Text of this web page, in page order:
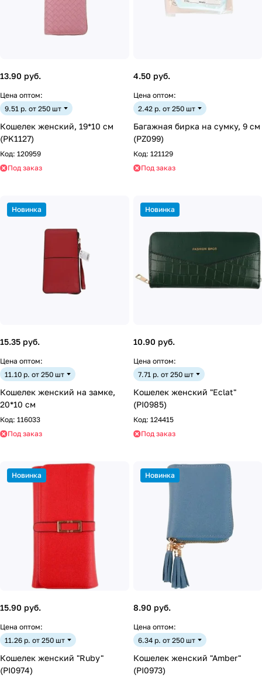
13.90 руб.
Цена оптом:
9.51 р. от 250 шт
Кошелек женский, 19*10 см
(PK1127)
Код: 120959
Под заказ
4.50 руб.
Цена оптом:
2.42 р. от 250 шт
Багажная бирка на сумку, 9 см
(PZ099)
Код: 121129
Под заказ
Новинка
15.35 руб.
Цена оптом:
11.10 р. от 250 шт
Кошелек женский на замке,
20*10 см
Код: 116033
Под заказ
Новинка
10.90 руб.
Цена оптом:
7.71 р. от 250 шт
Кошелек женский "Eclat"
(PI0985)
Код: 124415
Под заказ
Новинка
15.90 руб.
Цена оптом:
11.26 р. от 250 шт
Кошелек женский "Ruby"
(PI0974)
Новинка
8.90 руб.
Цена оптом:
6.34 р. от 250 шт
Кошелек женский "Amber"
(PI0973)